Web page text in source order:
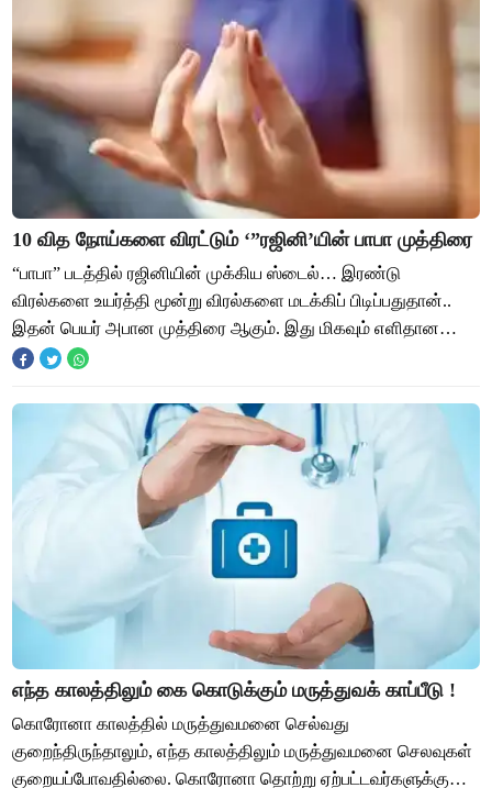
10 வித நோய்களை விரட்டும் ‘”ரஜினி’யின் பாபா முத்திரை
“பாபா” படத்தில் ரஜினியின் முக்கிய ஸ்டைல்… இரண்டு
விரல்களை உயர்த்தி மூன்று விரல்களை மடக்கிப் பிடிப்பதுதான்..
இதன் பெயர் அபான முத்திரை ஆகும். இது மிகவும் எளிதான
முத்திரை என்பதோடு உடலுக்கு பல நண்மைகளும்
எந்த காலத்திலும் கை கொடுக்கும் மருத்துவக் காப்பீடு !
கொரோனா காலத்தில் மருத்துவமனை செல்வது
குறைந்திருந்தாலும், எந்த காலத்திலும் மருத்துவமனை செலவுகள்
குறையப்போவதில்லை. கொரோனா தொற்று ஏற்பட்டவர்களுக்கு